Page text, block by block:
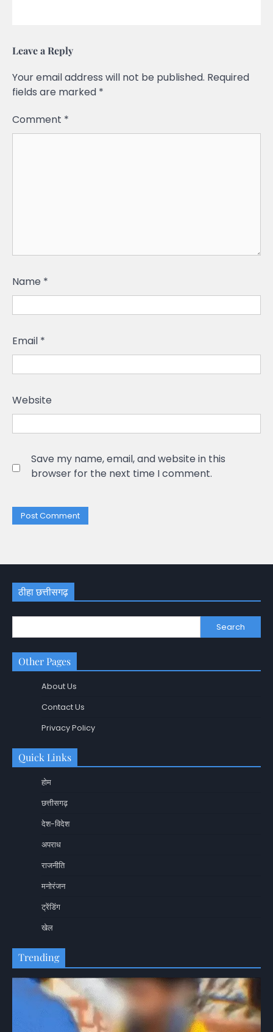
Leave a Reply
Your email address will not be published. Required
fields are marked *
Comment *
Name *
Email *
Website
Save my name, email, and website in this
browser for the next time I comment.
ठीहा छत्तीसगढ़
Search
Other Pages
About Us
Contact Us
Privacy Policy
Quick Links
होम
छत्तीसगढ़
देश-विदेश
अपराध
राजनीति
मनोरंजन
ट्रेंडिंग
खेल
Trending